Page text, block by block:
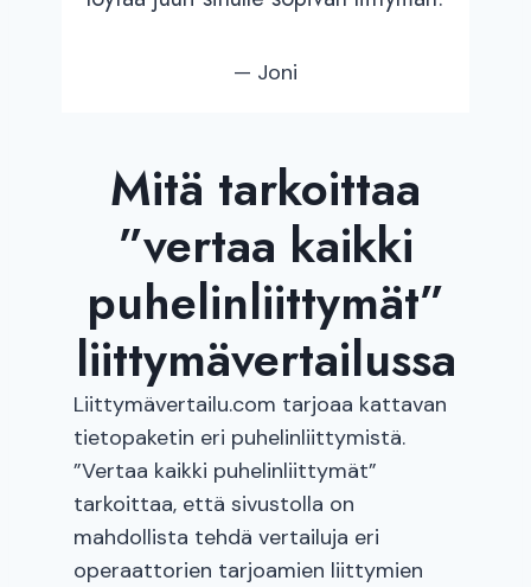
— Joni
Mitä tarkoittaa
”vertaa kaikki
puhelinliittymät”
liittymävertailussa
Liittymävertailu.com tarjoaa kattavan
tietopaketin eri puhelinliittymistä.
”Vertaa kaikki puhelinliittymät”
tarkoittaa, että sivustolla on
mahdollista tehdä vertailuja eri
operaattorien tarjoamien liittymien